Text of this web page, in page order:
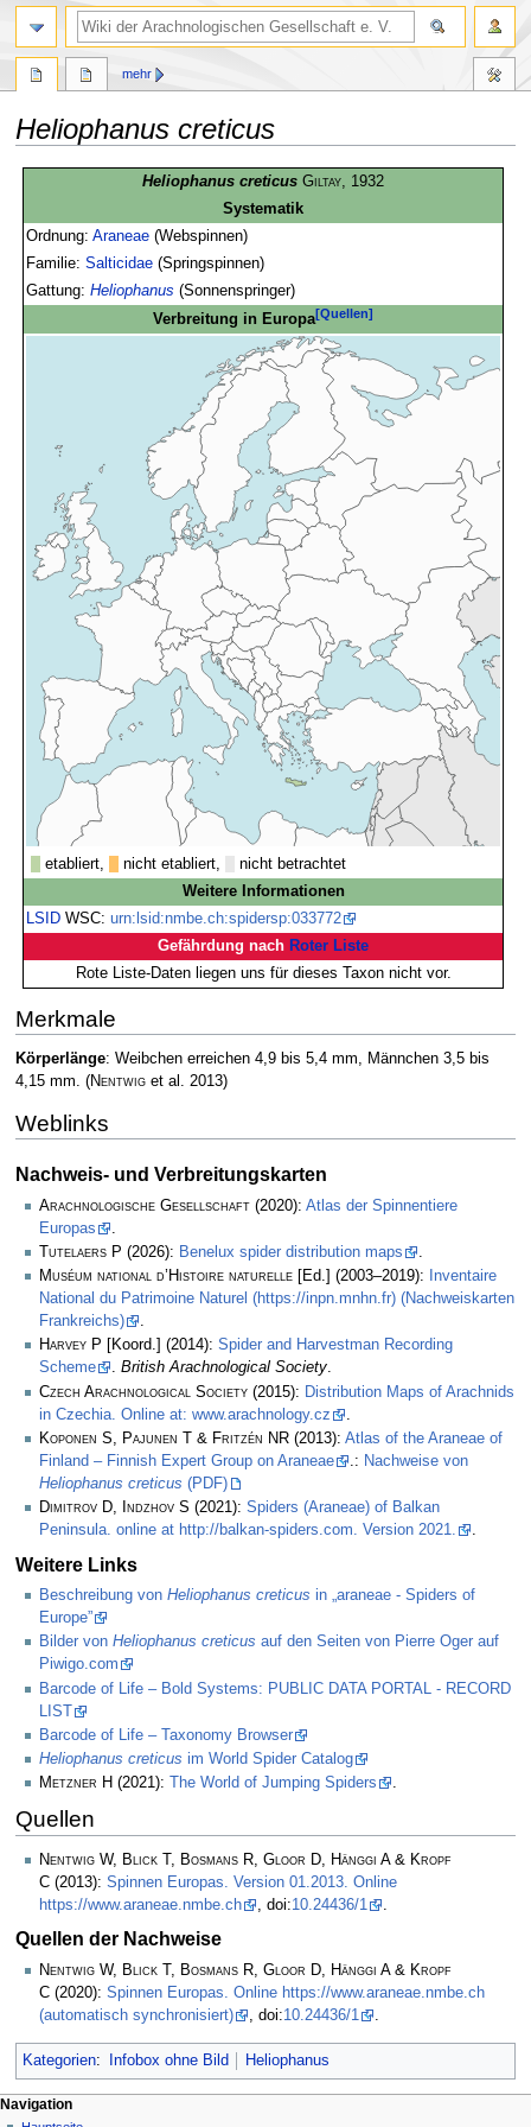
Heliophanus creticus
springen
springen
Heliophanus creticus Giltay , 1932
Systematik
Ordnung:Araneae (Webspinnen)
Familie:Salticidae (Springspinnen)
Gattung:Heliophanus (Sonnenspringer)
Verbreitung in Europa[Quellen]
etabliert, nicht etabliert,
nicht betrachtet
Weitere Informationen
LSID WSC:urn:lsid:nmbe.ch:spidersp:033772
Gefährdung nach Roter Liste
Rote Liste-Daten liegen uns für dieses Taxon nicht vor.
Merkmale
Körperlänge: Weibchen erreichen 4,9 bis 5,4 mm, Männchen 3,5 bis
4,15 mm. (Nentwiget al. 2013)
Weblinks
Nachweis- und Verbreitungskarten
Arachnologische Gesellschaft (2020): Atlas der Spinnentiere
Europas
Tutelaers P (2026): Benelux spider distribution maps
.
Muséum national d’Histoire naturelle [Ed.] (2003–2019):
Inventaire
National du Patrimoine Naturel (https://inpn.mnhn.fr) (Nachweiskarten
Frankreichs)
.
Harvey P [Koord.] (2014): Spider and Harvestman Recording
Scheme
. British Arachnological Society.
Czech Arachnological Society (2015): Distribution Maps of Arachnids
in Czechia. Online at: www.arachnology.cz
Koponen S, Pajunen T & Fritzén NR (2013): Atlas of the Araneae of
Finland – Finnish Expert Group on Araneae
.: Nachweise von
Heliophanus creticus (PDF)
Dimitrov D, Indzhov S (2021): Spiders (Araneae) of Balkan
Peninsula. online at http://balkan-spiders.com. Version 2021.
.
Weitere Links
Beschreibung von Heliophanus creticus in „araneae - Spiders of
Europe”
Bilder von Heliophanus creticus auf den Seiten von Pierre Oger auf
Piwigo.com
Barcode of Life – Bold Systems: PUBLIC DATA PORTAL - RECORD
LIST
Barcode of Life – Taxonomy Browser
Heliophanus creticus im World Spider Catalog
Metzner H (2021): The World of Jumping Spiders .
Quellen
Nentwig W, Blick T, Bosmans R, Gloor D, Hänggi A & Kropf
C (2013): Spinnen Europas. Version 01.2013. Online
https://www.araneae.nmbe.ch
, doi:10.24436/1 .
Quellen der Nachweise
Nentwig W, Blick T, Bosmans R, Gloor D, Hänggi A & Kropf
C (2020): Spinnen Europas. Online https://www.araneae.nmbe.ch
(automatisch synchronisiert)
, doi:10.24436/1 .
Kategorien: Infobox ohne Bild Heliophanus
mehr
Navigation